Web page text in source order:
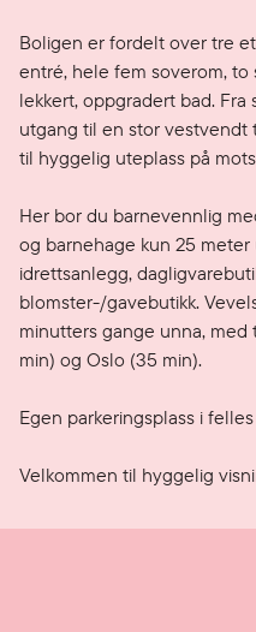
Boligen er fordelt over tre
entré, hele fem soverom,
lekkert, oppgradert bad.
utgang til en stor vestvendt
til hyggelig uteplass på
Her bor du barnevennlig
og barnehage kun 25
idrettsanlegg,
blomster-/gavebutikk.
minutters gange unna,
min) og Oslo (35 min).
Egen parkeringsplass i
Velkommen til hyggelig